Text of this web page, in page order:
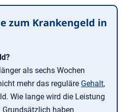
zum Krankengeld in
als sechs Wochen
mehr das reguläre Gehalt,
Wie lange wird die Leistung
haben